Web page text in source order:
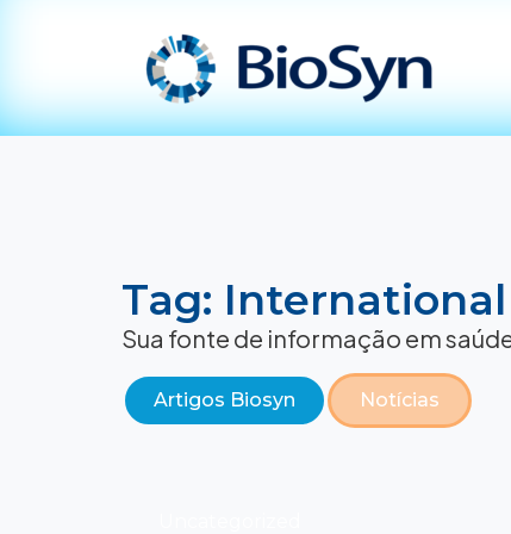
Tag:
Sua fonte de informação em
Artigos Biosyn Notícias